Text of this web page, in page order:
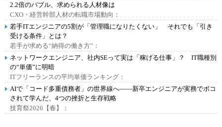
2.2倍のバブル、求められる人材像は
CXO・経営幹部人材の転職市場動向：
若手ITエンジニアの5割が「管理職になりたくない」 それでも「引き
受ける条件」とは？
若手が求める“納得の働き方”：
ネットワークエンジニア、社内SEって実は「稼げる仕事」？ IT職種別
の“単価”に明暗
ITフリーランスの平均単価ランキング：
AIで「コード多重債務者」の世界線へ――新卒エンジニアが実務でボコ
されて学んだ、4つの挫折と生存戦略
技育祭2026【春】：